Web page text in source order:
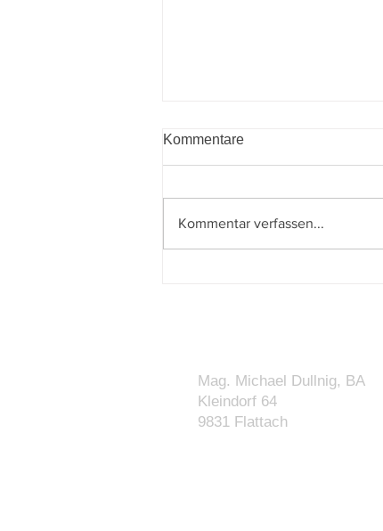
Kommentare
Kommentar verfassen...
Mag. Michael Dullnig, BA
Kleindorf 64
9831 Flattach